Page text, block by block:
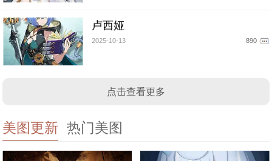
卢西娅
2025-10-13 890
点击查看更多
美图更新 热门美图